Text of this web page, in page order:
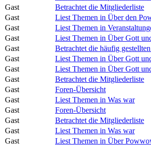
Gast
Betrachtet die Mitgliederliste
Gast
Liest Themen in Über den
Gast
Liest Themen in
Gast
Liest Themen in Über Gott
Gast
Betrachtet die häufig
Gast
Liest Themen in Über Gott
Gast
Liest Themen in Über Gott
Gast
Betrachtet die Mitgliederliste
Gast
Foren-Übersicht
Gast
Liest Themen in Was war
Gast
Foren-Übersicht
Gast
Betrachtet die Mitgliederliste
Gast
Liest Themen in Was war
Gast
Liest Themen in Über